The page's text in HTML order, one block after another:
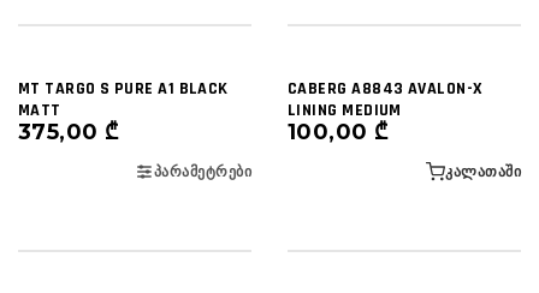
MT TARGO S PURE A1 BLACK
MATT
375,00 ₾
ᲞᲐᲠᲐᲛᲔᲢᲠᲔᲑᲘ
CABERG A8843 AVALON-X
LINING MEDIUM
100,00 ₾
ᲙᲐᲚᲐᲗᲐᲨᲘ